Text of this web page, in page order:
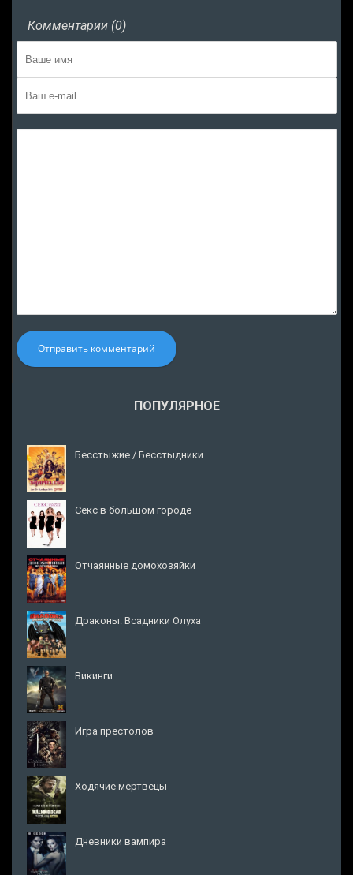
Комментарии (0)
Отправить комментарий
ПОПУЛЯРНОЕ
Бесстыжие / Бесстыдники
Секс в большом городе
Отчаянные домохозяйки
Драконы: Всадники Олуха
Викинги
Игра престолов
Ходячие мертвецы
Дневники вампира